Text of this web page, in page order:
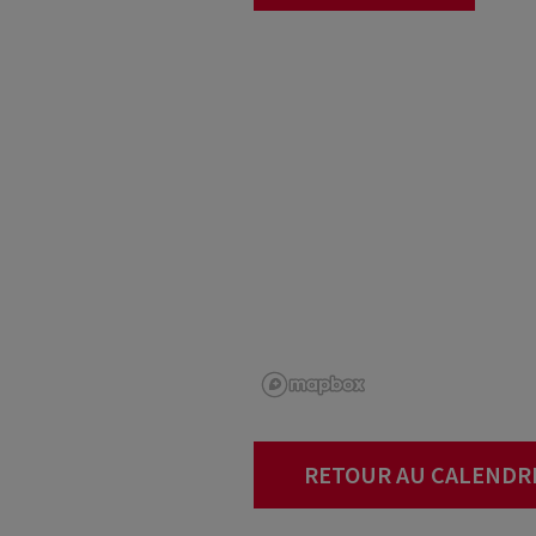
RETOUR AU